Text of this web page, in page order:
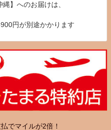
】へのお届けは、
円が別途かかります
でマイルが2倍！